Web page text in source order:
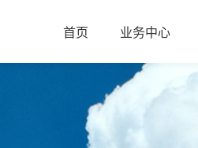
首页 业务中心